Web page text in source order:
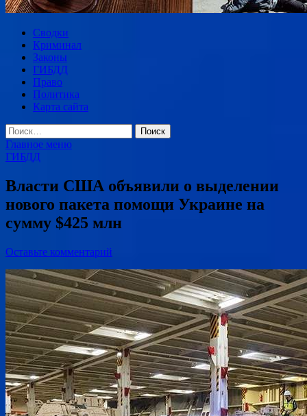
Сводки
Криминал
Законы
ГИБДД
Право
Политика
Карта сайта
Найти:
Главное меню
ГИБДД
Власти США объявили о выделении
нового пакета помощи Украине на
сумму $425 млн
Оставьте комментарий